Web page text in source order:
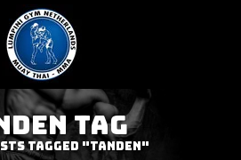
TAG
tagged "tanden"